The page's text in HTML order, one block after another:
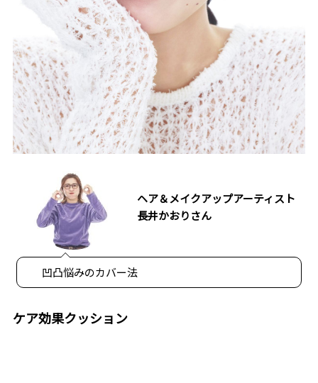
ヘア＆メイクアップアーティスト
長井かおりさん
凹凸悩みのカバー法
ケア効果クッション